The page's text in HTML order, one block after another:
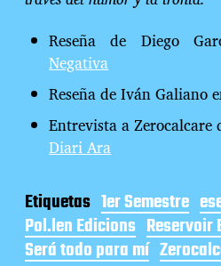
Reseña de Diego
Negativa
Reseña de Iván Galiano
Entrevista a Zerocalcare
Diari Ara
Etiquetas 1er Semestre
Pol.len Edicions Reservoir
Será todo para mí